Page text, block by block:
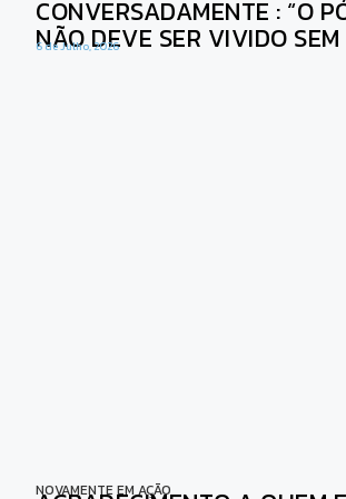
CONVERSADAMENTE : “O
NÃO DEVE SER VIVIDO
6 de Julho, 2026
NOVAMENTE EM AÇÃO